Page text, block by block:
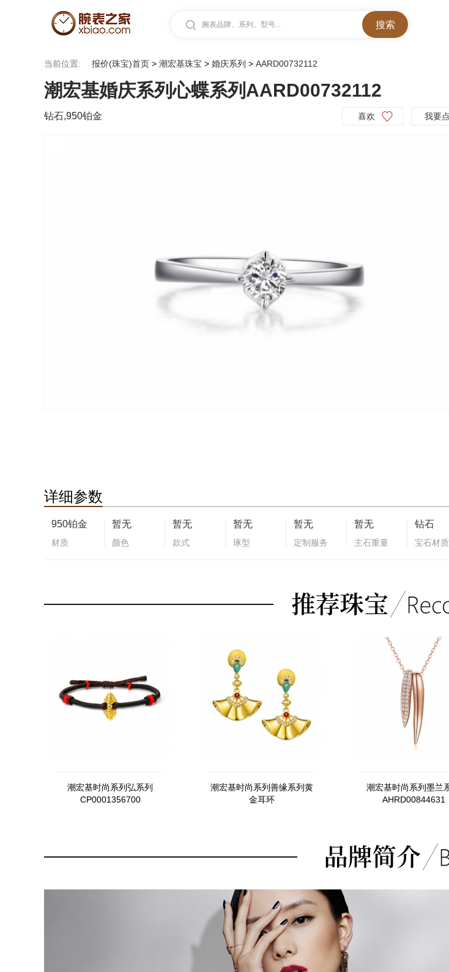
腕表品牌、系列、型号...
当前位置: 报价(珠宝)首页 > 潮宏基珠宝 > 婚庆系列 > AARD00732112
潮宏基婚庆系列心蝶系列AARD00732112
钻石,950铂金 喜欢 我要
详细参数
950铂金
材质
暂无
颜色
暂无
款式
暂无
琢型
暂无
定制服务
暂无
主石重量
钻石
宝石材质
潮宏基时尚系列弘系列
CP0001356700
潮宏基时尚系列善缘系列黄
金耳环
潮宏基时尚系列墨兰
AHRD00844631